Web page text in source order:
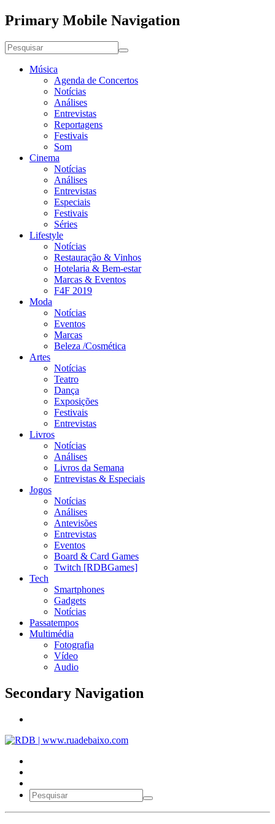
Primary Mobile Navigation
Música
Agenda de Concertos
Notícias
Análises
Entrevistas
Reportagens
Festivais
Som
Cinema
Notícias
Análises
Entrevistas
Especiais
Festivais
Séries
Lifestyle
Notícias
Restauração & Vinhos
Hotelaria & Bem-estar
Marcas & Eventos
F4F 2019
Moda
Notícias
Eventos
Marcas
Beleza /Cosmética
Artes
Notícias
Teatro
Dança
Exposições
Festivais
Entrevistas
Livros
Notícias
Análises
Livros da Semana
Entrevistas & Especiais
Jogos
Notícias
Análises
Antevisões
Entrevistas
Eventos
Board & Card Games
Twitch [RDBGames]
Tech
Smartphones
Gadgets
Notícias
Passatempos
Multimédia
Fotografia
Vídeo
Audio
Secondary Navigation